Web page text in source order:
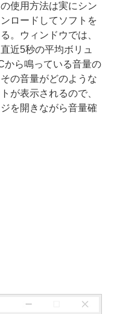
使用方法は実にシン
ロードしてソフトを
。ウィンドウでは、
近5秒の平均ボリュ
から鳴っている音量の
の音量がどのような
が表示されるので、
を開きながら音量確